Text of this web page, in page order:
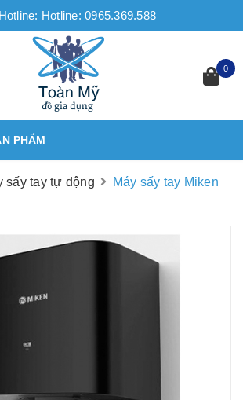
Hotline: Hotline: 0965.369.588
0
PHẨM
sấy tay tự động
Máy sấy tay Miken